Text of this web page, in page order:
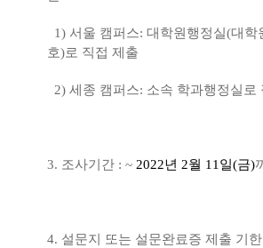
1) 서울 캠퍼스: 대학원행정실(대학
호)로 직접 제출
2) 세종 캠퍼스: 소속 학과행정실로
3. 조사기간 : ~ 2022년 2월 11일(금)
4. 설문지 또는 설문완료증 제출 기한